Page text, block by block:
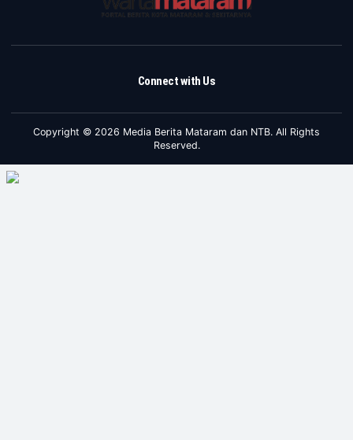
Connect with Us
Copyright © 2026 Media Berita Mataram dan NTB. All Rights
Reserved.